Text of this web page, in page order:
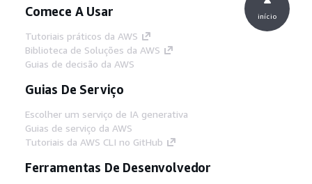
Comece A Usar
Tutoriais práticos da AWS
Biblioteca de Soluções da AWS
Guias de decisão da AWS
Guias De Serviço
Escolher um serviço de IA generativa
Guias de serviço da AWS
Tutoriais da AWS CLI no GitHub
Ferramentas De Desenvolvedor
início